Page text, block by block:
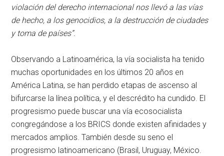
violación del derecho internacional nos llevó a las vías
de hecho, a los genocidios, a la destrucción de ciudades
y toma de países”.
Observando a Latinoamérica, la vía socialista ha tenido
muchas oportunidades en los últimos 20 años en
América Latina, se han perdido etapas de ascenso al
bifurcarse la línea política, y el descrédito ha cundido. El
progresismo puede buscar una vía ecosocialista
congregándose a los BRICS donde existen afinidades y
mercados amplios. También desde su seno el
progresismo latinoamericano (Brasil, Uruguay, México.